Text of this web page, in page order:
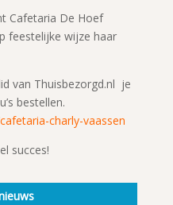
Cafetaria De Hoef
feestelijke wijze haar
van Thuisbezorgd.nl je
bestellen.
charly-vaassen
succes!